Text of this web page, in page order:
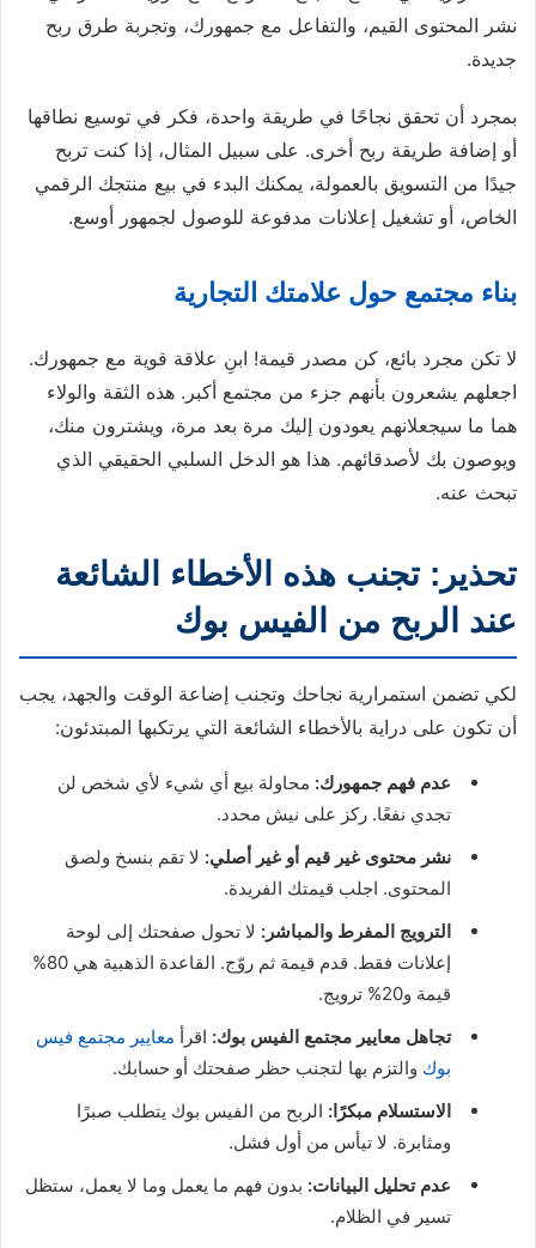
نشر المحتوى القيم، والتفاعل مع جمهورك، وتجربة طرق ربح
جديدة.
بمجرد أن تحقق نجاحًا في طريقة واحدة، فكر في توسيع نطاقها
أو إضافة طريقة ربح أخرى. على سبيل المثال، إذا كنت تربح
جيدًا من التسويق بالعمولة، يمكنك البدء في بيع منتجك الرقمي
الخاص، أو تشغيل إعلانات مدفوعة للوصول لجمهور أوسع.
بناء مجتمع حول علامتك التجارية
لا تكن مجرد بائع، كن مصدر قيمة! ابنِ علاقة قوية مع جمهورك.
اجعلهم يشعرون بأنهم جزء من مجتمع أكبر. هذه الثقة والولاء
هما ما سيجعلانهم يعودون إليك مرة بعد مرة، ويشترون منك،
ويوصون بك لأصدقائهم. هذا هو الدخل السلبي الحقيقي الذي
تبحث عنه.
تحذير: تجنب هذه الأخطاء الشائعة
عند الربح من الفيس بوك
لكي تضمن استمرارية نجاحك وتجنب إضاعة الوقت والجهد، يجب
أن تكون على دراية بالأخطاء الشائعة التي يرتكبها المبتدئون:
عدم فهم جمهورك: محاولة بيع أي شيء لأي شخص لن
تجدي نفعًا. ركز على نيش محدد.
نشر محتوى غير قيم أو غير أصلي: لا تقم بنسخ ولصق
المحتوى. اجلب قيمتك الفريدة.
الترويج المفرط والمباشر: لا تحول صفحتك إلى لوحة
إعلانات فقط. قدم قيمة ثم روّج. القاعدة الذهبية هي 80%
قيمة و20% ترويج.
تجاهل معايير مجتمع الفيس بوك: اقرأ معايير مجتمع فيس
بوك والتزم بها لتجنب حظر صفحتك أو حسابك.
الاستسلام مبكرًا: الربح من الفيس بوك يتطلب صبرًا
ومثابرة. لا تيأس من أول فشل.
عدم تحليل البيانات: بدون فهم ما يعمل وما لا يعمل، ستظل
تسير في الظلام.